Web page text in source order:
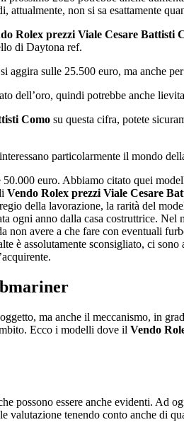
non si sa esattamente
Rolex prezzi Viale Cesare Battisti
di Daytona ref.
sulle 25.500 euro, ma anche
dell’oro, quindi potrebbe anche
Como su questa cifra, potete
particolarmente il mondo
euro. Abbiamo citato quei
Vendo Rolex prezzi Viale Cesare
della lavorazione, la rarità del
ogni anno dalla casa costruttrice.
avere a che fare con eventuali
è assolutamente sconsigliato, ci
ma anche il meccanismo, in
Ecco i modelli dove il Vendo
possono essere anche evidenti. Ad
valutazione tenendo conto anche di